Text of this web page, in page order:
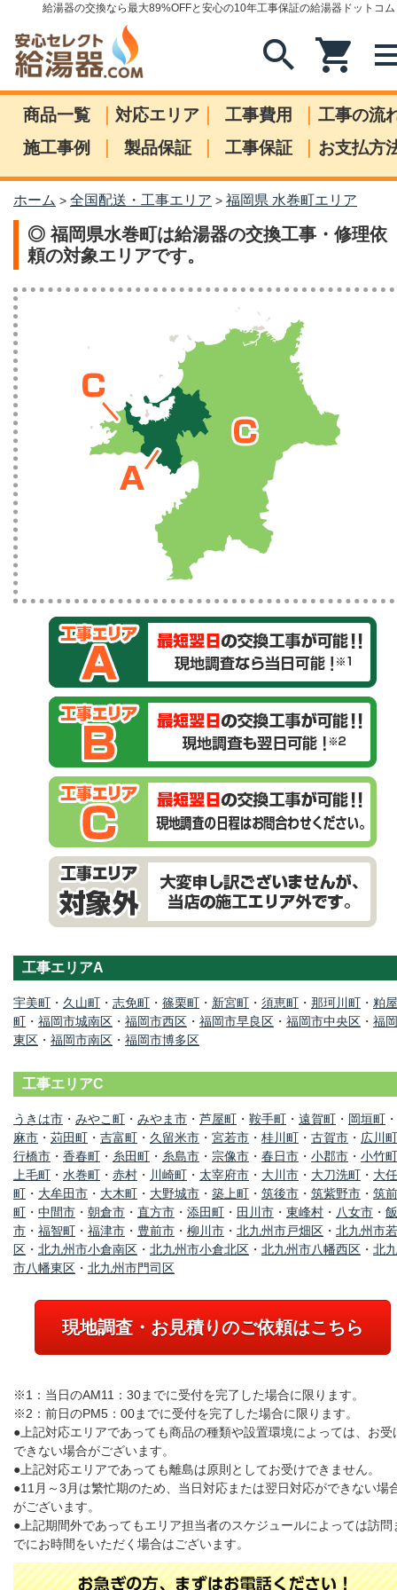
給湯器の交換なら最大89%OFFと安心の10年工事保証の給湯器ドットコム
search shopping_cart
商品一覧 | 対応エリア | 工事費用 | 工事の流
施工事例
| 製品保証 | 工事保証 | お支払方
ホーム > 全国配送・工事エリア > 福岡県 水巻町エリア
◎ 福岡県水巻町は給湯器の交換工事・修理依
頼の対象エリアです。
工事エリアA
宇美町 ・ 久山町 ・ 志免町 ・ 篠栗町 ・ 新宮町 ・ 須恵町 ・ 那珂川町 ・ 粕屋
町 ・ 福岡市城南区 ・ 福岡市西区 ・ 福岡市早良区 ・ 福岡市中央区 ・ 福
東区 ・ 福岡市南区 ・ 福岡市博多区
工事エリアC
うきは市 ・ みやこ町 ・ みやま市 ・ 芦屋町 ・ 鞍手町 ・ 遠賀町 ・ 岡垣町 ・
麻市 ・ 苅田町 ・ 吉富町 ・ 久留米市 ・ 宮若市 ・ 桂川町 ・ 古賀市 ・ 広川町
行橋市 ・ 香春町 ・ 糸田町 ・ 糸島市 ・ 宗像市 ・ 春日市 ・ 小郡市 ・ 小竹町
上毛町 ・ 水巻町 ・ 赤村 ・ 川崎町 ・ 太宰府市 ・ 大川市 ・ 大刀洗町 ・ 大任
町 ・ 大牟田市 ・ 大木町 ・ 大野城市 ・ 築上町 ・ 筑後市 ・ 筑紫野市 ・ 筑前
町 ・ 中間市 ・ 朝倉市 ・ 直方市 ・ 添田町 ・ 田川市 ・ 東峰村 ・ 八女市 ・
市 ・ 福智町 ・ 福津市 ・ 豊前市 ・ 柳川市 ・ 北九州市戸畑区 ・ 北九州市
区 ・ 北九州市小倉南区 ・ 北九州市小倉北区 ・ 北九州市八幡西区 ・ 北
市八幡東区 ・ 北九州市門司区
現地調査・お見積りのご依頼はこちら
※1：当日のAM11：30までに受付を完了した場合に限ります。
※2：前日のPM5：00までに受付を完了した場合に限ります。
●上記対応エリアであっても商品の種類や設置環境によっては、お受
できない場合がございます。
●上記対応エリアであっても離島は原則としてお受けできません。
●11月～3月は繁忙期のため、当日対応または翌日対応ができない場
がございます。
●上記期間外であってもエリア担当者のスケジュールによっては訪問
でにお時間をいただく場合はございます。